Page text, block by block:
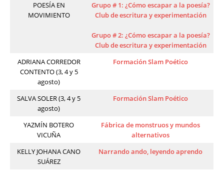
POESÍA EN
MOVIMIENTO
Grupo # 1: ¿Cómo escapar a la poesía?
Club de escritura y experimentación
Grupo # 2: ¿Cómo escapar a la poesía?
Club de escritura y experimentación
ADRIANA CORREDOR
CONTENTO (3, 4 y 5
agosto)
Formación Slam Poético
SALVA SOLER (3, 4 y 5
agosto)
Formación Slam Poético
YAZMÍN BOTERO
VICUÑA
Fábrica de monstruos y mundos
alternativos
KELLY JOHANA CANO
SUÁREZ
Narrando ando, leyendo aprendo